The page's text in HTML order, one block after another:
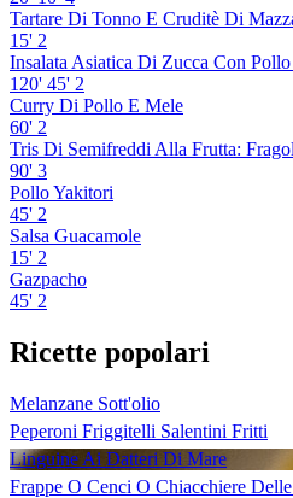
Tartare Di Tonno E Cruditè Di
15' 2
Insalata Asiatica Di Zucca Con
120' 45' 2
Curry Di Pollo E Mele
60' 2
Tris Di Semifreddi Alla Frutta:
90' 3
Pollo Yakitori
45' 2
Salsa Guacamole
15' 2
Gazpacho
45' 2
Ricette popolari
Melanzane Sott'olio
Peperoni Friggitelli Salentini Fritti
Linguine Ai Datteri Di Mare
Frappe O Cenci O Chiacchiere